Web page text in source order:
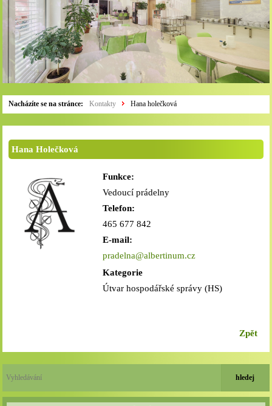
Nacházíte se na stránce: Kontakty Hana holečková
Hana Holečková
Funkce:
Vedoucí prádelny
Telefon:
465 677 842
E-mail:
pradelna@albertinum.cz
Kategorie
Útvar hospodářské správy (HS)
Zpět